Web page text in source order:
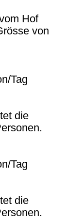
Hof
von
Tag
die
Tag
die